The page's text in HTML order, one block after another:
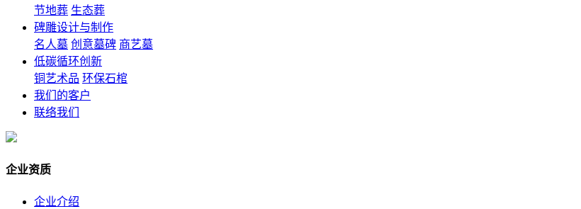
节地葬 生态葬
碑雕设计与制作
名人墓 创意墓碑 商艺墓
低碳循环创新
铜艺术品 环保石棺
我们的客户
联络我们
企业资质
企业介绍